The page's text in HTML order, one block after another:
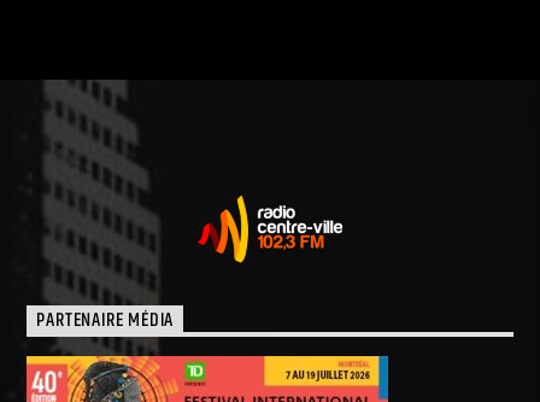
PARTENAIRE MÉDIA